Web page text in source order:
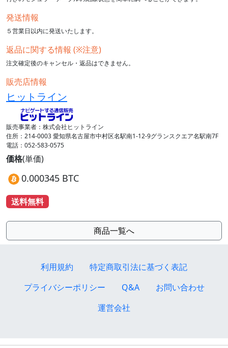
発送情報
５営業日以内に発送いたします。
返品に関する情報 (※注意)
注文確定後のキャンセル・返品はできません。
販売店情報
ヒットライン
販売事業者：株式会社ヒットライン
住所：214-0003 愛知県名古屋市中村区名駅南1-12-9グランスクエア名駅南7F
電話：052-583-0575
価格(単価)
0.000345 BTC
送料無料
商品一覧へ
利用規約
特定商取引法に基づく表記
プライバシーポリシー
Q&A
お問い合わせ
運営会社